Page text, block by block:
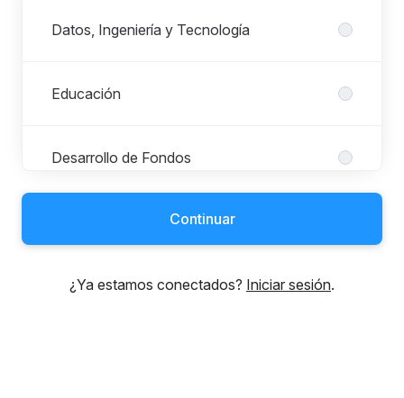
Datos, Ingeniería y Tecnología
Educación
Desarrollo de Fondos
Inversión de impacto
Continuar
¿Ya estamos conectados? Iniciar sesión.